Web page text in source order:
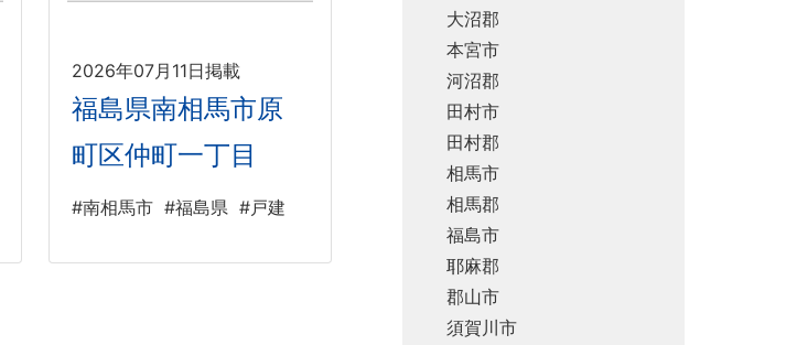
2026年07月11日掲載
福島県南相馬市原
町区仲町一丁目
#南相馬市 #福島県 #戸建
大沼郡
本宮市
河沼郡
田村市
田村郡
相馬市
相馬郡
福島市
耶麻郡
郡山市
須賀川市